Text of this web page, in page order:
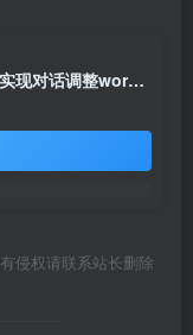
电脑工具丨破解WPS&office的ai功能 可实现对话调整word格式 excel公式 ai绘画 等一键完成
侵权请联系站长删除